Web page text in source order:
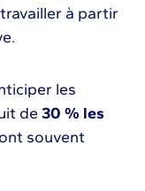
à partir
les
de 30 % les
souvent